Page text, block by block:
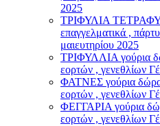
2025
ΤΡΙΦΥΛΙΑ
επαγγελματικά ,
μαιευτηρίου 2025
ΤΡΙΦΥΛΛΙΑ γούρια
εορτών , γενεθλίων
ΦΑΤΝΕΣ γούρια δώρα
εορτών , γενεθλίων
ΦΕΓΓΑΡΙΑ γούρια
εορτών , γενεθλίων